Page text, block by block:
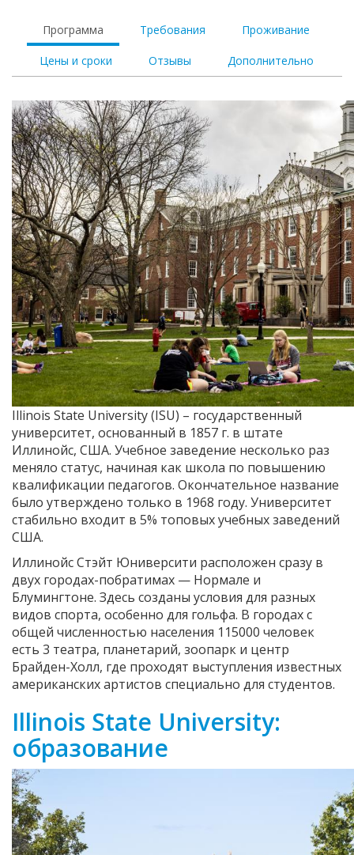
Программа Требования Проживание
Цены и сроки Отзывы Дополнительно
Illinois State University (ISU) – государственный
университет, основанный в 1857 г. в штате
Иллинойс, США. Учебное заведение несколько раз
меняло статус, начиная как школа по повышению
квалификации педагогов. Окончательное название
было утверждено только в 1968 году. Университет
стабильно входит в 5% топовых учебных заведений
США.
Иллинойс Стэйт Юниверсити расположен сразу в
двух городах-побратимах — Нормале и
Блумингтоне. Здесь созданы условия для разных
видов спорта, особенно для гольфа. В городах с
общей численностью населения 115000 человек
есть 3 театра, планетарий, зоопарк и центр
Брайден-Холл, где проходят выступления известных
американских артистов специально для студентов.
Illinois State University:
образование